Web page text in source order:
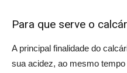
Para que serve o
A principal finalidade do
sua acidez, ao mesmo